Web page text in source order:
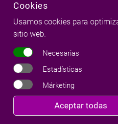
Síguenos
Cookies
Usamos cookies para
sitio web.
Necesarias
Estadísticas
Márketing
Aceptar todas